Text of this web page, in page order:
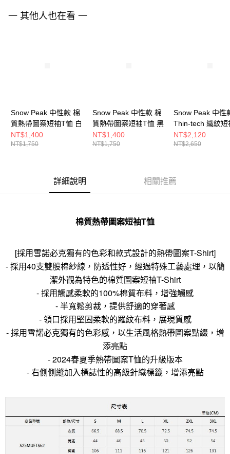
一 其他人也在看 一
Snow Peak 中性款 棉
質熱帶圖案短袖T恤 白
NT$1,400
NT$1,750
Snow Peak 中性款 棉
質熱帶圖案短袖T恤 黑
NT$1,400
NT$1,750
Snow Peak 中性
Thin-tech 織紋短
恤 霧灰
NT$2,120
NT$2,650
詳細說明 相關推薦
棉質熱帶圖案短袖T恤
[採用雪諾必克獨有的色彩和款式設計的熱帶圖案T-Shirt]
- 採用40支雙股棉紗線，防透性好，經過特殊工藝處理，以簡
潔外觀為特色的棉質圖案短袖T-Shirt
- 採用觸感柔軟的100%棉質布料，增強觸感
- 半寬鬆剪裁，提供舒適的穿著感
- 領口採用堅固柔軟的羅紋布料，展現質感
- 採用雪諾必克獨有的色彩感，以生活風格熱帶圖案點綴，增
添亮點
- 2024春夏季熱帶圖案T恤的升級版本
- 右側側縫加入標誌性的高級針織標籤，增添亮點